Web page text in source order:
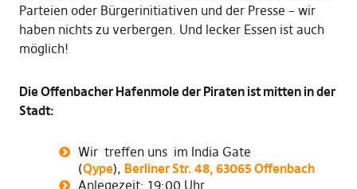
Parteien oder Bürgerinitiativen und der Presse – wir
haben nichts zu verbergen. Und lecker Essen ist auch
möglich!
Die Offenbacher Hafenmole der Piraten ist mitten in der
Stadt:
Wir treffen uns im India Gate
(Qype), Berliner Str. 48, 63065 Offenbach
Anlegezeit: 19:00 Uhr